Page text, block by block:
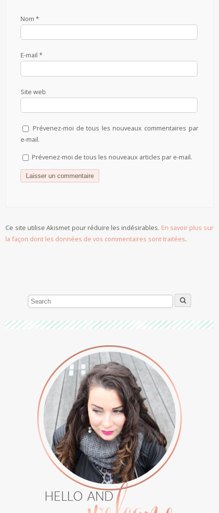
Nom*
E-mail*
Site web
Prévenez-moi de tous les nouveaux commentaires par
e-mail.
Prévenez-moi de tous les nouveaux articles par e-mail.
Ce site utilise Akismet pour réduire les indésirables. En savoir plus sur
la façon dont les données de vos commentaires sont traitées.